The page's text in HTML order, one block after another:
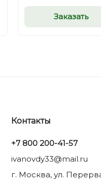
Заказать
Контакты
+7 800 200-41-57
ivanovdy33@mail.ru
г. Москва, ул.